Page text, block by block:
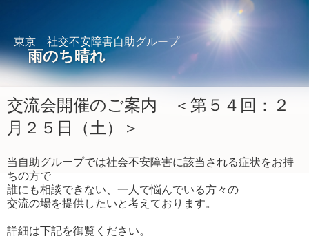
東京 社交不安障害自助グループ
雨のち晴れ
交流会開催のご案内 ＜第５４回：２
月２５日（土）＞
当自助グループでは社会不安障害に該当される症状をお持
ちの方で
誰にも相談できない、一人で悩んでいる方々の
交流の場を提供したいと考えております。
詳細は下記を御覧ください。